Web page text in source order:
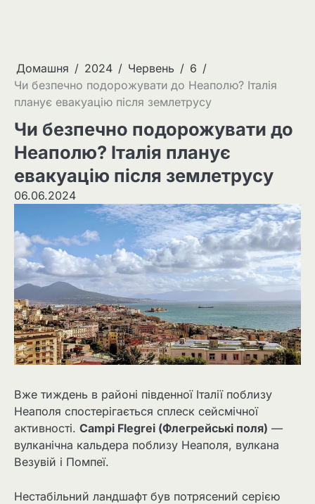
Домашня 2024 Червень
6
Чи безпечно подорожувати до Неаполю? Італія
планує евакуацію після землетрусу
Чи безпечно подорожувати до
Неаполю? Італія планує
евакуацію після землетрусу
06.06.2024
Вже тиждень в районі південної Італії поблизу
Неаполя спостерігається сплеск сейсмічної
активності. Campi Flegrei (Флегрейські поля) —
вулканічна кальдера поблизу Неаполя, вулкана
Везувій і Помпеї.
Нестабільний ландшафт був потрясений серією